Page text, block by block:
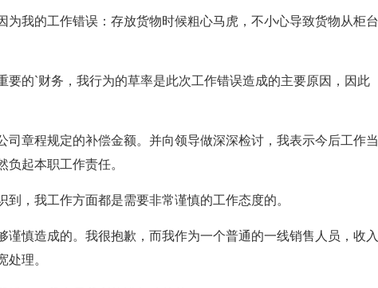
为我的工作错误：存放货物时候粗心马虎，不小心导致货物从柜台
要的`财务，我行为的草率是此次工作错误造成的主要原因，因此
司章程规定的补偿金额。并向领导做深深检讨，我表示今后工作当
负起本职工作责任。
，我工作方面都是需要非常谨慎的工作态度的。
谨慎造成的。我很抱歉，而我作为一个普通的一线销售人员，收入
处理。